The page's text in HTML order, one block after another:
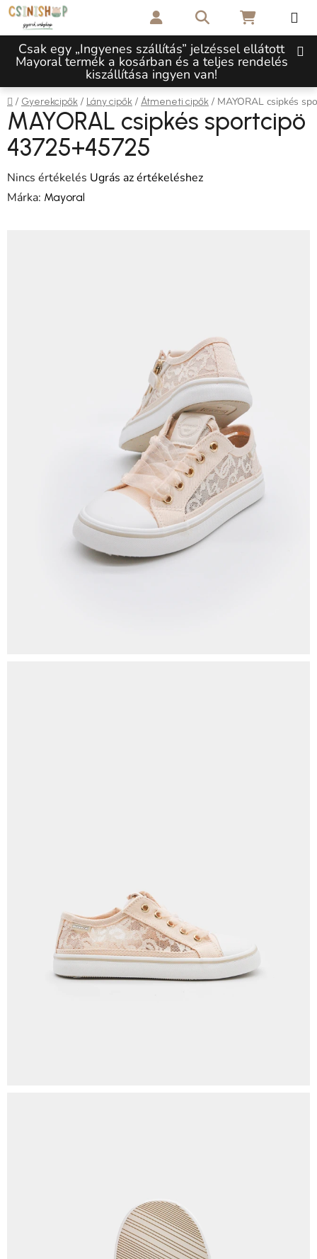
Ugrás a fő tartalomhoz
Csak egy „Ingyenes szállítás” jelzéssel ellátott
Mayoral termék a kosárban és a teljes rendelés
kiszállítása ingyen van!
KeresésKOSÁR
Kezdőlap
/ Gyerekcipők / Lány cipők / Átmeneti cipők / MAYORAL csipkés
MAYORAL csipkés sportcipö
43725+45725
A termék átlagos értékelése 5-ből 0,0 csillag.
Nincs értékelés Ugrás az értékeléshez
Márka: Mayoral